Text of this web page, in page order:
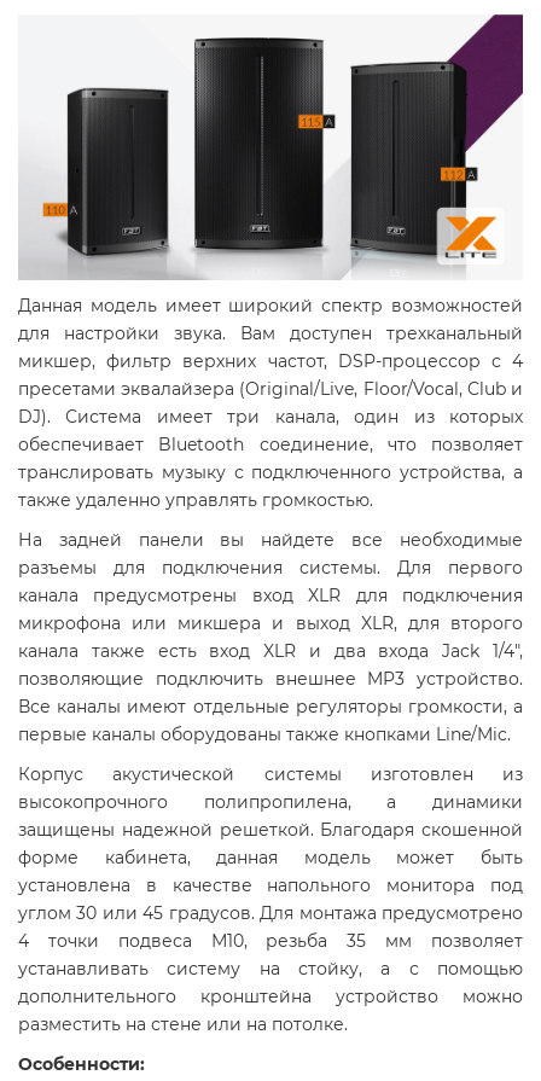
Данная модель имеет широкий спектр возможностей
для настройки звука. Вам доступен трехканальный
микшер, фильтр верхних частот, DSP-процессор с 4
пресетами эквалайзера (Original/Live, Floor/Vocal, Club и
DJ). Система имеет три канала, один из которых
обеспечивает Bluetooth соединение, что позволяет
транслировать музыку с подключенного устройства, а
также удаленно управлять громкостью.
На задней панели вы найдете все необходимые
разъемы для подключения системы. Для первого
канала предусмотрены вход XLR для подключения
микрофона или микшера и выход XLR, для второго
канала также есть вход XLR и два входа Jack 1/4",
позволяющие подключить внешнее MP3 устройство.
Все каналы имеют отдельные регуляторы громкости, а
первые каналы оборудованы также кнопками Line/Mic.
Корпус акустической системы изготовлен из
высокопрочного полипропилена, а динамики
защищены надежной решеткой. Благодаря скошенной
форме кабинета, данная модель может быть
установлена в качестве напольного монитора под
углом 30 или 45 градусов. Для монтажа предусмотрено
4 точки подвеса М10, резьба 35 мм позволяет
устанавливать систему на стойку, а с помощью
дополнительного кронштейна устройство можно
разместить на стене или на потолке.
Особенности: